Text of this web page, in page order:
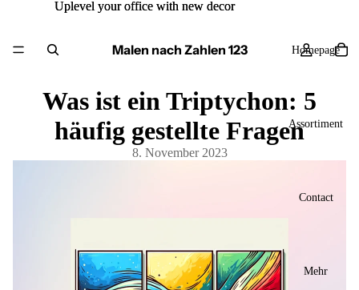
Uplevel your office with new decor
Uplevel your office with new decor
Malen nach Zahlen 123 Homepage
Assortiment
Contact
Mehr
Was ist ein Triptychon: 5
häufig gestellte Fragen
8. November 2023